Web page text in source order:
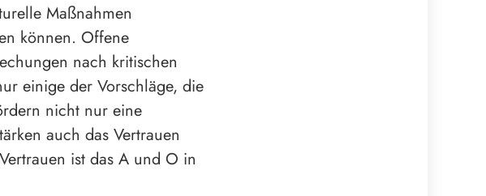
Maßnahmen
können. Offene
nach kritischen
einige der Vorschläge, die
nicht nur eine
auch das Vertrauen
ist das A und O in